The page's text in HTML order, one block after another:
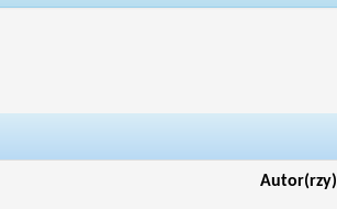
Autor(rzy)